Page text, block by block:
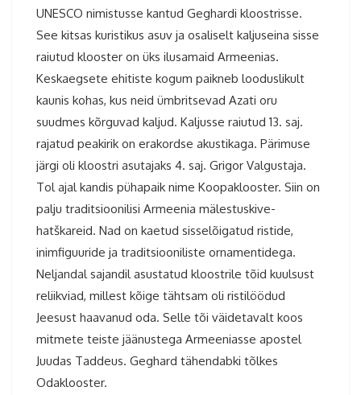
UNESCO nimistusse kantud Geghardi kloostrisse.
See kitsas kuristikus asuv ja osaliselt kaljuseina sisse
raiutud klooster on üks ilusamaid Armeenias.
Keskaegsete ehitiste kogum paikneb looduslikult
kaunis kohas, kus neid ümbritsevad Azati oru
suudmes kõrguvad kaljud. Kaljusse raiutud 13. saj.
rajatud peakirik on erakordse akustikaga. Pärimuse
järgi oli kloostri asutajaks 4. saj. Grigor Valgustaja.
Tol ajal kandis pühapaik nime Koopaklooster. Siin on
palju traditsioonilisi Armeenia mälestuskive-
hatškareid. Nad on kaetud sisselõigatud ristide,
inimfiguuride ja traditsiooniliste ornamentidega.
Neljandal sajandil asustatud kloostrile tõid kuulsust
reliikviad, millest kõige tähtsam oli ristilöödud
Jeesust haavanud oda. Selle tõi väidetavalt koos
mitmete teiste jäänustega Armeeniasse apostel
Juudas Taddeus. Geghard tähendabki tõlkes
Odaklooster.